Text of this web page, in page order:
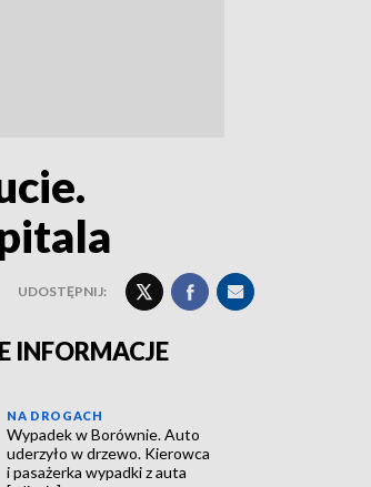
UDOSTĘPNIJ:
INFORMACJE
NA DROGACH
Wypadek w Borównie. Auto
uderzyło w drzewo. Kierowca
i pasażerka wypadki z auta